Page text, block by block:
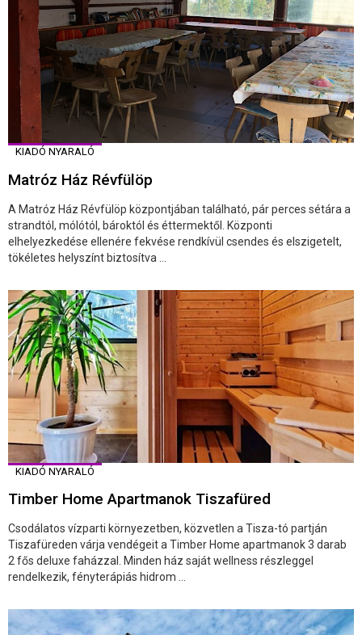
KIADÓ NYARALÓ
Matróz Ház Révfülöp
A Matróz Ház Révfülöp központjában található, pár perces sétára a
strandtól, mólótól, bároktól és éttermektől. Központi
elhelyezkedése ellenére fekvése rendkívül csendes és elszigetelt,
tökéletes helyszínt biztosítva ...
KIADÓ NYARALÓ
Timber Home Apartmanok Tiszafüred
Csodálatos vízparti környezetben, közvetlen a Tisza-tó partján
Tiszafüreden várja vendégeit a Timber Home apartmanok 3 darab
2 fős deluxe faházzal. Minden ház saját wellness részleggel
rendelkezik, fényterápiás hidrom ...